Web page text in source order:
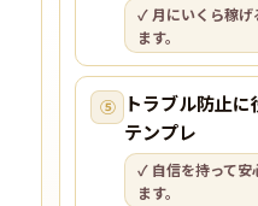
✓ 月にいくら稼げ
ます。
⑤
トラブル防止
テンプレ
✓ 自信を持って安
ます。